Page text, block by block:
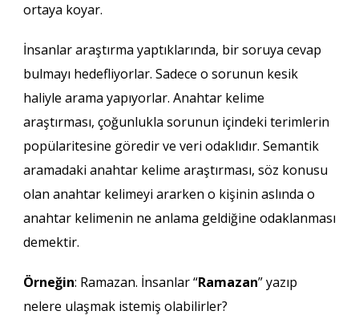
ortaya koyar.
İnsanlar araştırma yaptıklarında, bir soruya cevap
bulmayı hedefliyorlar. Sadece o sorunun kesik
haliyle arama yapıyorlar. Anahtar kelime
araştırması, çoğunlukla sorunun içindeki terimlerin
popülaritesine göredir ve veri odaklıdır. Semantik
aramadaki anahtar kelime araştırması, söz konusu
olan anahtar kelimeyi ararken o kişinin aslında o
anahtar kelimenin ne anlama geldiğine odaklanması
demektir.
Örneğin: Ramazan. İnsanlar “Ramazan” yazıp
nelere ulaşmak istemiş olabilirler?